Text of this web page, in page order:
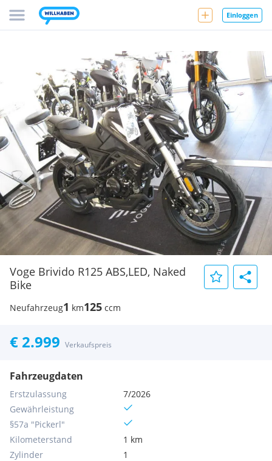
Einloggen
Voge Brivido R125 ABS,LED, Naked
Bike
Neufahrzeug1 km125 ccm
€ 2.999 Verkaufspreis
Fahrzeugdaten
Erstzulassung
7/2026
Gewährleistung
§57a "Pickerl"
Kilometerstand
1 km
Zylinder
1